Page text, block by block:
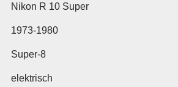
Nikon R 10 Super
1973-1980
Super-8
elektrisch